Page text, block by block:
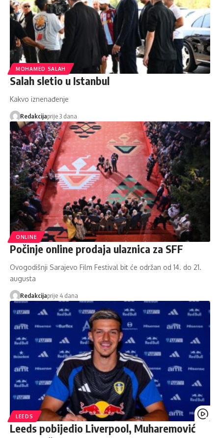
MOHAMED SALAH
Salah sletio u Istanbul
Kakvo iznenađenje
Redakcijaprije 3 dana
ONLINE
Počinje online prodaja ulaznica za SFF
Ovogodišnji Sarajevo Film Festival bit će održan od 14. do 21.
augusta
Redakcijaprije 4 dana
LEEDS
Leeds pobijedio Liverpool, Muharemović